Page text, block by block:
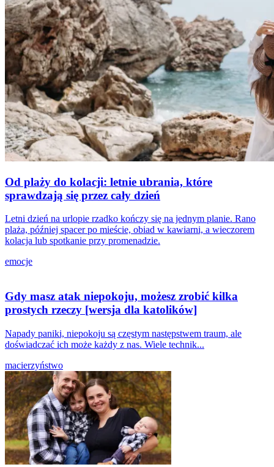
Od plaży do kolacji: letnie ubrania, które
sprawdzają się przez cały dzień
Letni dzień na urlopie rzadko kończy się na jednym planie. Rano
plaża, później spacer po mieście, obiad w kawiarni, a wieczorem
kolacja lub spotkanie przy promenadzie.
emocje
Gdy masz atak niepokoju, możesz zrobić kilka
prostych rzeczy [wersja dla katolików]
Napady paniki, niepokoju są częstym następstwem traum, ale
doświadczać ich może każdy z nas. Wiele technik...
macierzyństwo